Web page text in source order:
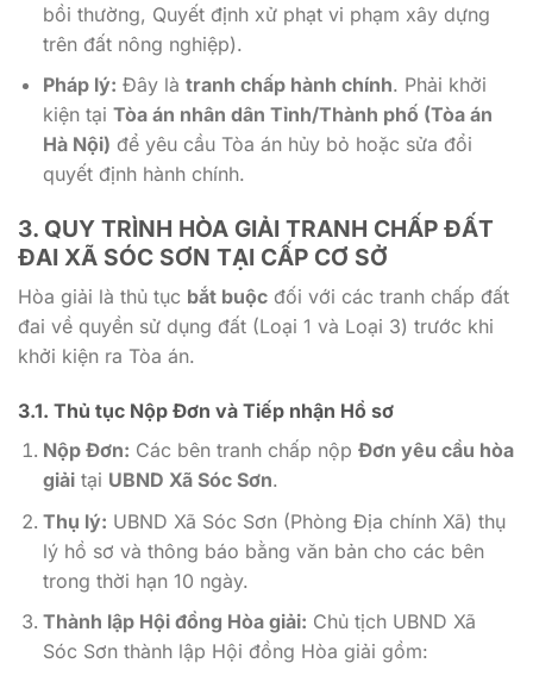
bồi thường, Quyết định xử phạt vi phạm xây dựng
trên đất nông nghiệp).
Pháp lý: Đây là tranh chấp hành chính. Phải khởi
kiện tại Tòa án nhân dân Tỉnh/Thành phố (Tòa án
Hà Nội) để yêu cầu Tòa án hủy bỏ hoặc sửa đổi
quyết định hành chính.
3. QUY TRÌNH HÒA GIẢI TRANH CHẤP ĐẤT
ĐAI XÃ SÓC SƠN TẠI CẤP CƠ SỞ
Hòa giải là thủ tục bắt buộc đối với các tranh chấp đất
đai về quyền sử dụng đất (Loại 1 và Loại 3) trước khi
khởi kiện ra Tòa án.
3.1. Thủ tục Nộp Đơn và Tiếp nhận Hồ sơ
Nộp Đơn: Các bên tranh chấp nộp Đơn yêu cầu hòa
giảitại UBND Xã Sóc Sơn.
Thụ lý: UBND Xã Sóc Sơn (Phòng Địa chính Xã) thụ
lý hồ sơ và thông báo bằng văn bản cho các bên
trong thời hạn 10 ngày.
Thành lập Hội đồng Hòa giải: Chủ tịch UBND Xã
Sóc Sơn thành lập Hội đồng Hòa giải gồm: